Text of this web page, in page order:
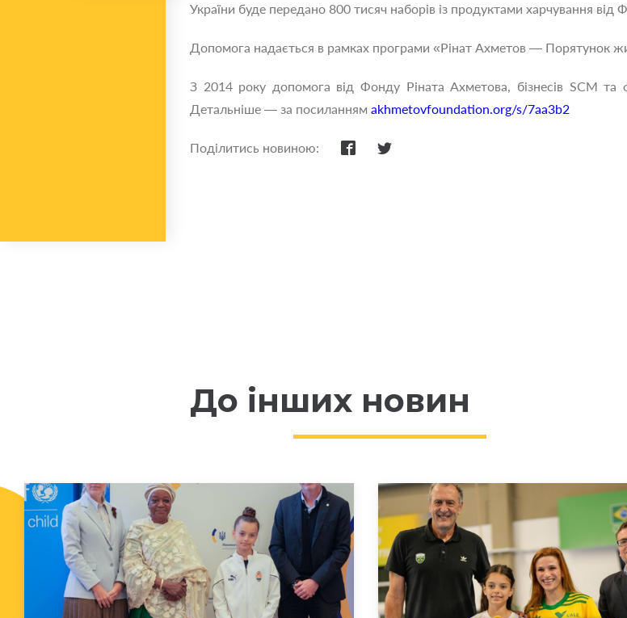
України буде передано 800 тисяч наборів із продуктами харчування від
Допомога надається в рамках програми «Рінат Ахметов — Порятунок
З 2014 року допомога від Фонду Ріната Ахметова, бізнесів SCM
Детальніше — за посиланням akhmetovfoundation.org/s/7aa3b2
Поділитись новиною:
До інших новин